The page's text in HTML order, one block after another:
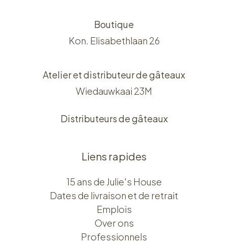
Boutique
Kon. Elisabethlaan 26
Atelier et distributeur de gâteaux
Wiedauwkaai 23M
Distributeurs de gâteaux
Liens rapides
15 ans de Julie's House
Dates de livraison et de retrait
Emplois
Over ons​​
Professionnels